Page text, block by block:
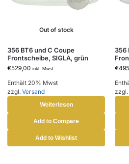
Out of stock
356 BT6 und C Coupe
Frontscheibe, SIGLA, grün
€529,00 inkl. Mwst
Enthält 20% Mwst
zzgl. Versand
Weiterlesen
Add to Compare
Add to Wishlist
356
€
zzgl.